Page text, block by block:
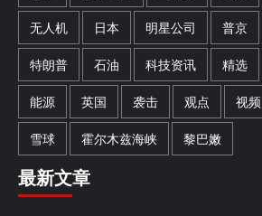
无人机 日本 明星公司 普京
特朗普 石油 科技资讯 精选
能源 英国 袭击 观点 视频
雪球 霍尔木兹海峡 黎巴嫩
最新文章